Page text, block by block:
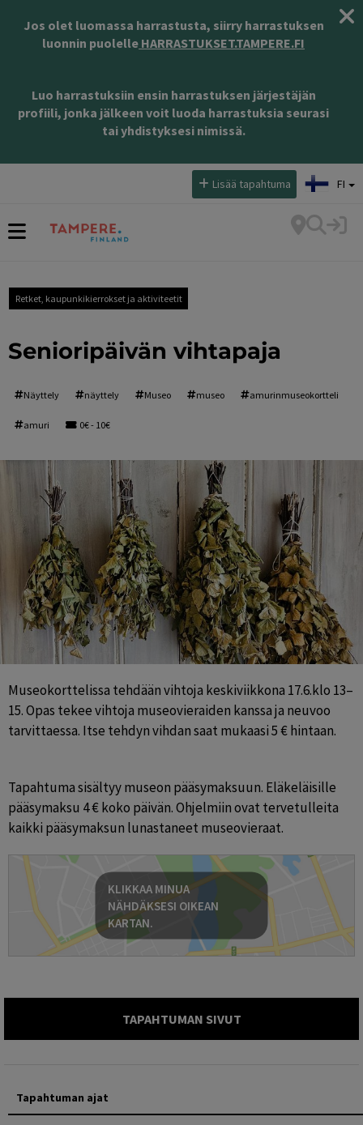
Jos olet luomassa harrastusta, siirry harrastuksen
luonnin puolelle HARRASTUKSET.TAMPERE.FI
Luo harrastuksiin ensin harrastuksen järjestäjän
profiili, jonka jälkeen voit luoda harrastuksia seurasi
tai yhdistyksesi nimissä.
Lisää tapahtuma FI
Retket, kaupunkikierrokset ja aktiviteetit
Senioripäivän vihtapaja
Näyttely näyttely Museo museo amurinmuseokortteli
amuri 0€ - 10€
Museokorttelissa tehdään vihtoja keskiviikkona 17.6.klo 13–
15. Opas tekee vihtoja museovieraiden kanssa ja neuvoo
tarvittaessa. Itse tehdyn vihdan saat mukaasi 5 € hintaan.
Tapahtuma sisältyy museon pääsymaksuun. Eläkeläisille
pääsymaksu 4 € koko päivän. Ohjelmiin ovat tervetulleita
kaikki pääsymaksun lunastaneet museovieraat.
KLIKKAA MINUA
NÄHDÄKSESI OIKEAN
KARTAN.
TAPAHTUMAN SIVUT
Tapahtuman ajat